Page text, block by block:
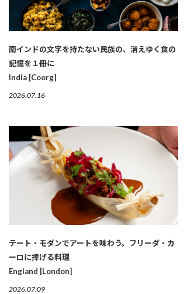
南インドの文字を持たない民族の、消えゆく食の
記憶を１冊に
India [Coorg]
2026.07.16
テート・モダンでアートを味わう。フリーダ・カ
ーロに捧げる料理
England [London]
2026.07.09